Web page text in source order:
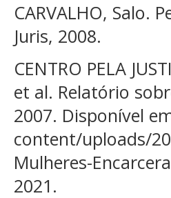
CARVALHO, Salo.
Juris, 2008.
CENTRO PELA
et al. Relatório
2007. Disponível
content/uploads/
Mulheres-
2021.